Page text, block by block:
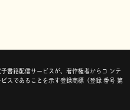
書籍配信サービスが、著作権者からコ ンテ
スであることを示す登録商標（登録 番号 第